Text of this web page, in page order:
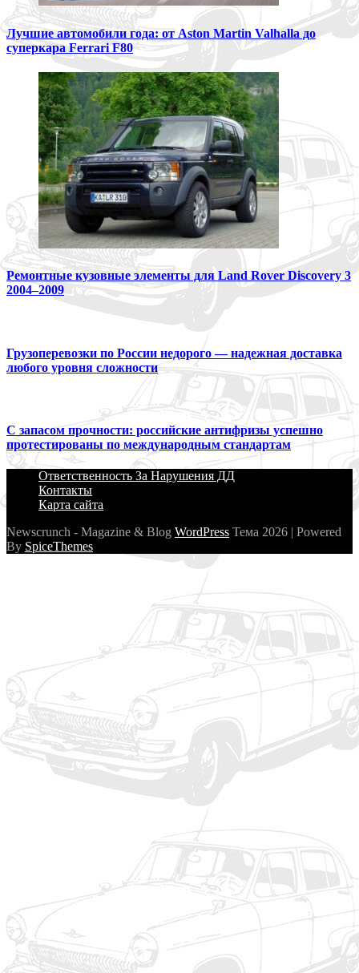
Лучшие автомобили года: от Aston Martin Valhalla до
суперкара Ferrari F80
Ремонтные кузовные элементы для Land Rover Discovery 3
2004–2009
Грузоперевозки по России недорого — надежная доставка
любого уровня сложности
С запасом прочности: российские антифризы успешно
протестированы по международным стандартам
Ответственность За Нарушения ДД
Контакты
Карта сайта
Newscrunch - Magazine & Blog WordPress Тема 2026 | Powered
By SpiceThemes